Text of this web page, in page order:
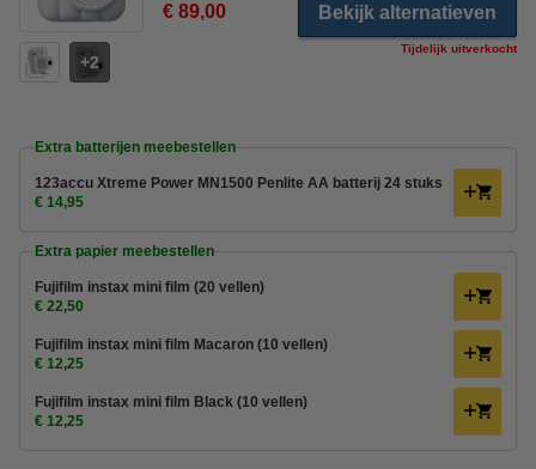
2
€ 89,00 Bekijk alternatieven
Tijdelijk uitverkocht
Extra batterijen meebestellen
123accu Xtreme Power MN1500 Penlite AA batterij 24 stuks
€ 14,95
Extra papier meebestellen
Fujifilm instax mini film (20 vellen)
€ 22,50
Fujifilm instax mini film Macaron (10 vellen)
€ 12,25
Fujifilm instax mini film Black (10 vellen)
€ 12,25